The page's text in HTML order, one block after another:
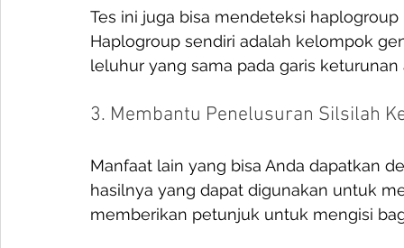
Tes ini juga bisa mendeteksi
Haplogroup sendiri adalah kelompok
leluhur yang sama pada garis
3. Membantu Penelusuran Silsilah
Manfaat lain yang bisa Anda dapatkan
hasilnya yang dapat digunakan untuk
memberikan petunjuk untuk mengisi